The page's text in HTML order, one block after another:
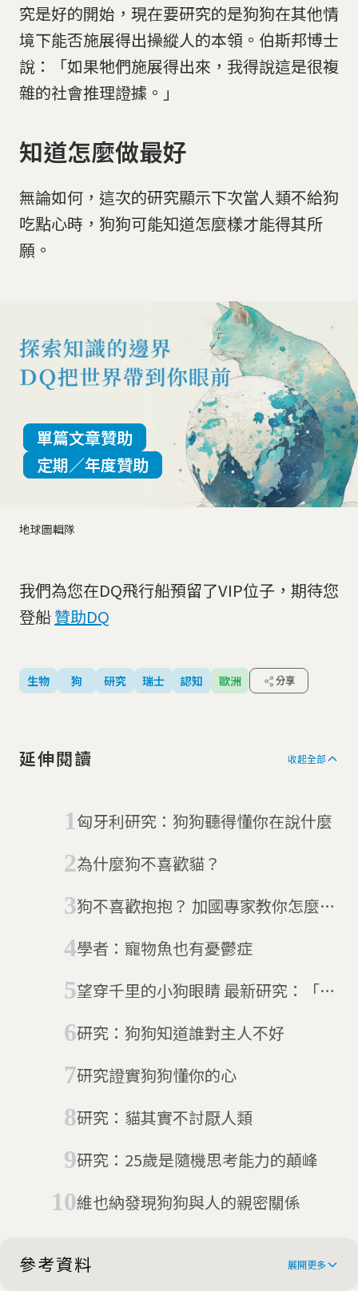
究是好的開始，現在要研究的是狗狗在其他情
境下能否施展得出操縱人的本領。伯斯邦博士
說：「如果牠們施展得出來，我得說這是很複
雜的社會推理證據。」
知道怎麼做最好
無論如何，這次的研究顯示下次當人類不給狗
吃點心時，狗狗可能知道怎麼樣才能得其所
願。
地球圖輯隊
單篇文章贊助
定期／年度贊助
我們為您在DQ飛行船預留了VIP位子，期待您
登船贊助DQ
生物 狗 研究 瑞士 認知 歐洲 分享
延伸閱讀 收起全部
匈牙利研究：狗狗聽得懂你在說什麼
為什麼狗不喜歡貓？
狗不喜歡抱抱？ 加國專家教你怎麼愛
學者：寵物魚也有憂鬱症
望穿千里的小狗眼睛 最新研究：「圓
化結果
研究：狗狗知道誰對主人不好
研究證實狗狗懂你的心
研究：貓其實不討厭人類
研究：25歲是隨機思考能力的顛峰
維也納發現狗狗與人的親密關係
參考資料 展開更多